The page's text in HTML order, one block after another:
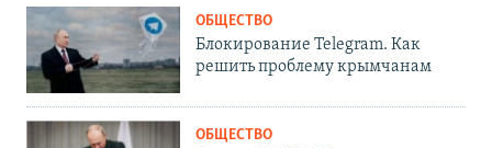
ОБЩЕСТВО
Блокирование Telegram. Как
решить проблему крымчанам
ОБЩЕСТВО